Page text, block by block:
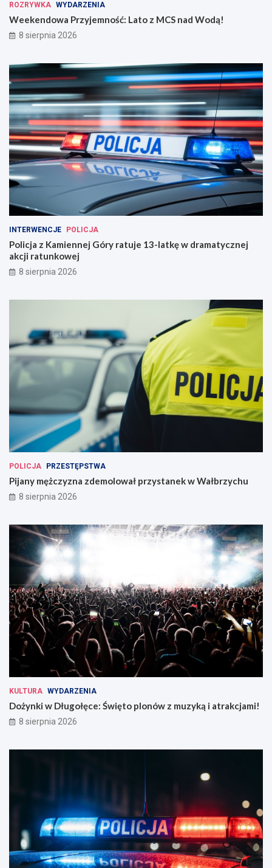
ROZRYWKA WYDARZENIA
Weekendowa Przyjemność: Lato z MCS nad Wodą!
8 sierpnia 2026
INTERWENCJE POLICJA
Policja z Kamiennej Góry ratuje 13-latkę w dramatycznej
akcji ratunkowej
8 sierpnia 2026
POLICJA PRZESTĘPSTWA
Pijany mężczyzna zdemolował przystanek w Wałbrzychu
8 sierpnia 2026
KULTURA WYDARZENIA
Dożynki w Długołęce: Święto plonów z muzyką i atrakcjami!
8 sierpnia 2026